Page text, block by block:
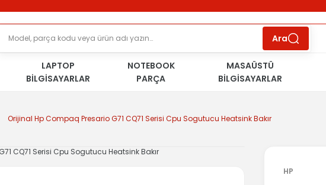
ÜCRETSİZ TESLİMAT İMKANIKOŞULSUZ İADE
HAKKISÜRDÜRÜLEBİLİR ÜRÜNLER
Ara
LAPTOP
BİLGİSAYARLAR
NOTEBOOK
PARÇA
MASAÜSTÜ
BİLGİSAYARLAR
Orijinal Hp Compaq Presario G71 CQ71 Serisi Cpu Sogutucu Heatsink Bakır
HP